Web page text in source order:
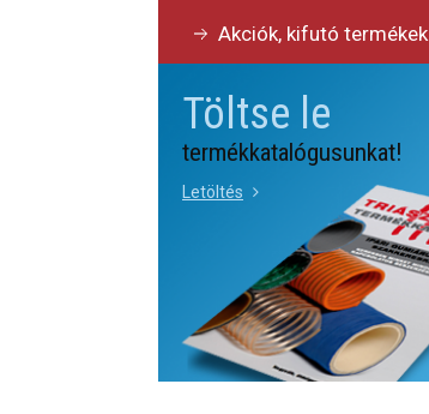
Akciók, kifutó termékek
Töltse le
termékkatalógusunkat!
Letöltés